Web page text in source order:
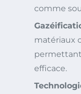
comme
matériaux
efficace.